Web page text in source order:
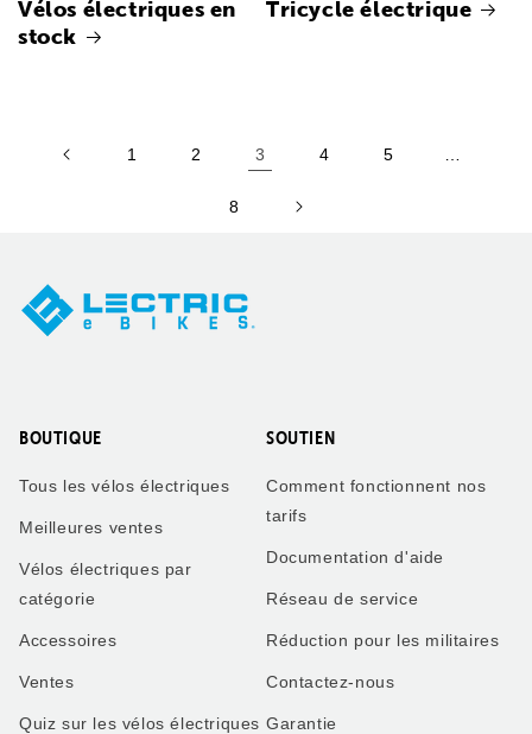
Vélos électriques en
stock
Tricycle électrique
1 2 3 4 5
8
BOUTIQUE
Tous les vélos électriques
Meilleures ventes
Vélos électriques par
catégorie
Accessoires
Ventes
Quiz sur les vélos électriques
SOUTIEN
Comment fonctionnent nos
tarifs
Documentation d'aide
Réseau de service
Réduction pour les militaires
Contactez-nous
Garantie